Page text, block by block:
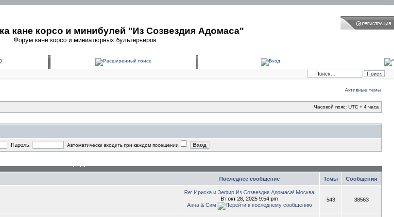
кане корсо и минибулей "Из Созвездия Адомаса"
Форум кане корсо и миниатюрных бультерьеров
Активные темы
Часовой пояс: UTC + 4 часа
Пароль: Автоматически входить при каждом посещении
Последнее сообщение Темы Сообщения
Re: Ириска и Зефир Из Созвездия Адомаса! Москва
Вт окт 28, 2025 9:54 pm
Анна & Сим
543 38563